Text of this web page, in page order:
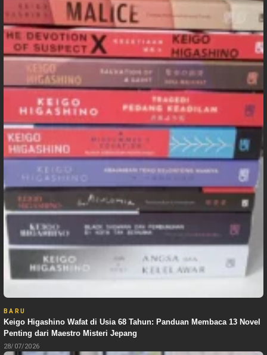
BARU
Keigo Higashino Wafat di Usia 68 Tahun: Panduan Membaca 13 Novel
Penting dari Maestro Misteri Jepang
28/07/2026